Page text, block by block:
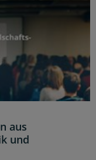
aus
und